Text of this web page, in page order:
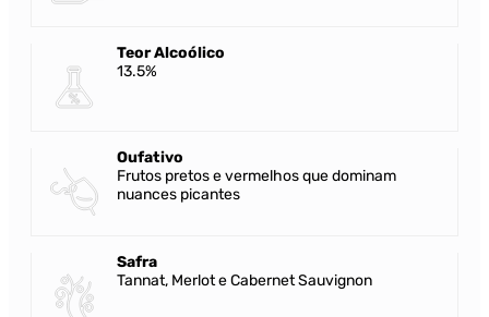
Teor Alcoólico
13.5%
Oufativo
Frutos pretos e vermelhos que dominam
nuances picantes
Safra
Tannat, Merlot e Cabernet Sauvignon